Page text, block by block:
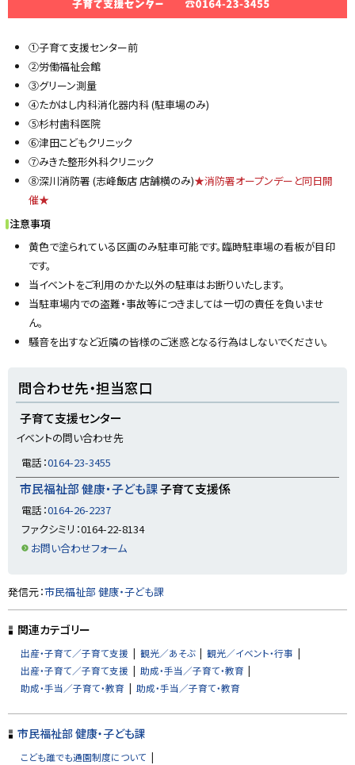
①子育て支援センター前
②労働福祉会館
③グリーン測量
④たかはし内科消化器内科 (駐車場のみ)
⑤杉村歯科医院
⑥津田こどもクリニック
⑦みきた整形外科クリニック
⑧深川消防署 (志峰飯店 店舗横のみ)★消防署オープンデーと同日開
催★
注意事項
黄色で塗られている区画のみ駐車可能です。臨時駐車場の看板が目印
です。
当イベントをご利用のかた以外の駐車はお断りいたします。
当駐車場内での盗難・事故等につきましては一切の責任を負いませ
ん。
騒音を出すなど近隣の皆様のご迷惑となる行為はしないでください。
問合わせ先・担当窓口
子育て支援センター
イベントの問い合わせ先
電話：0164-23-3455
市民福祉部 健康・子ども課子育て支援係
電話：0164-26-2237
ファクシミリ：0164-22-8134
お問い合わせフォーム
ト
ッ
プ
発信元：市民福祉部 健康・子ども課
関連カテゴリー
出産・子育て／子育て支援 観光／あそぶ
観光／イベント・行事
出産・子育て／子育て支援
助成・手当／子育て・教育
助成・手当／子育て・教育
助成・手当／子育て・教育
市民福祉部 健康・子ども課
こども誰でも通園制度について